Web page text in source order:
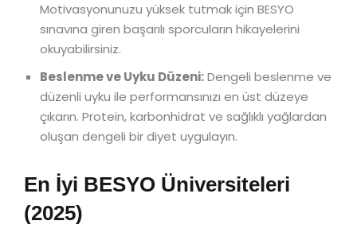
Motivasyonunuzu yüksek tutmak için BESYO
sınavına giren başarılı sporcuların hikayelerini
okuyabilirsiniz.
Beslenme ve Uyku Düzeni:Dengeli beslenme ve
düzenli uyku ile performansınızı en üst düzeye
çıkarın. Protein, karbonhidrat ve sağlıklı yağlardan
oluşan dengeli bir diyet uygulayın.
En İyi BESYO Üniversiteleri
(2025)